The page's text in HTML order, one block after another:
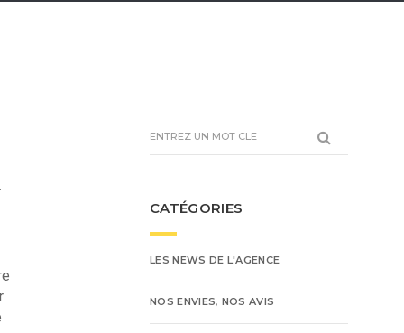
CATÉGORIES
LES NEWS DE L'AGENCE
NOS ENVIES, NOS AVIS